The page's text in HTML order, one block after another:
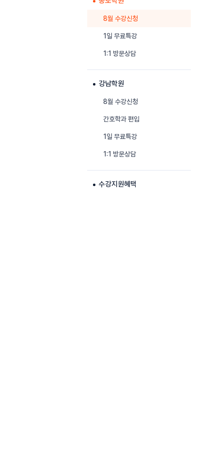
8월 수강신청
1일 무료특강
1:1 방문상담
강남학원
8월 수강신청
간호학과 편입
1일 무료특강
1:1 방문상담
수강지원혜택